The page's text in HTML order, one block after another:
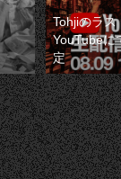
Tohjiのラス
YouTubeに
定